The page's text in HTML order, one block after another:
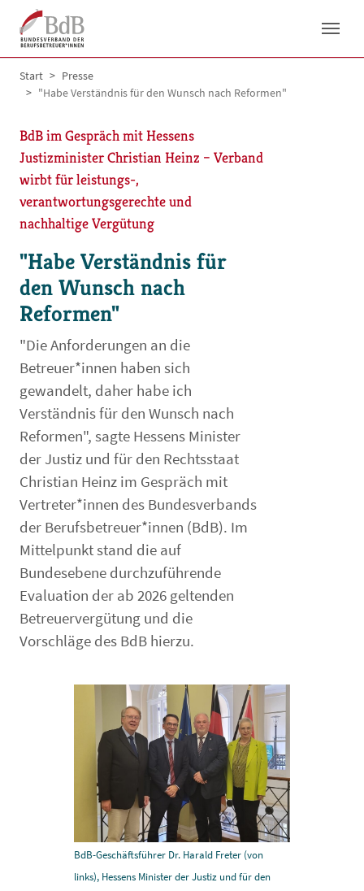
Skip to main navigation
Skip to main content
Skip to page footer
You are here:
Start
Presse
"Habe Verständnis für den Wunsch nach Reformen"
BdB im Gespräch mit Hessens
Justizminister Christian Heinz – Verband
wirbt für leistungs-,
verantwortungsgerechte und
nachhaltige Vergütung
"Habe Verständnis für
den Wunsch nach
Reformen"
"Die Anforderungen an die
Betreuer*innen haben sich
gewandelt, daher habe ich
Verständnis für den Wunsch nach
Reformen", sagte Hessens Minister
der Justiz und für den Rechtsstaat
Christian Heinz im Gespräch mit
Vertreter*innen des Bundesverbands
der Berufsbetreuer*innen (BdB). Im
Mittelpunkt stand die auf
Bundesebene durchzuführende
Evaluation der ab 2026 geltenden
Betreuervergütung und die
Vorschläge des BdB hierzu.
BdB-Geschäftsführer Dr. Harald Freter (von
links), Hessens Minister der Justiz und für den